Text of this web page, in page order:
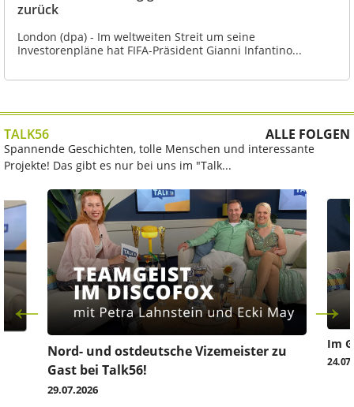
zurück
London (dpa) - Im weltweiten Streit um seine
Investorenpläne hat FIFA-Präsident Gianni Infantino...
TALK56 ALLE FOLGEN
Spannende Geschichten, tolle Menschen und interessante
Projekte! Das gibt es nur bei uns im "Talk...
Nord- und ostdeutsche Vizemeister zu
Gast bei Talk56!
29.07.2026
Im